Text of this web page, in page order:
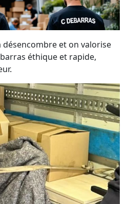
et on valorise
éthique et rapide,